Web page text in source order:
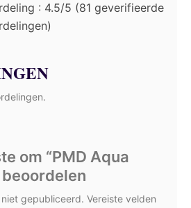
: 4.5/5 (81 geverifieerde
om “PMD Aqua
gepubliceerd. Vereiste velden